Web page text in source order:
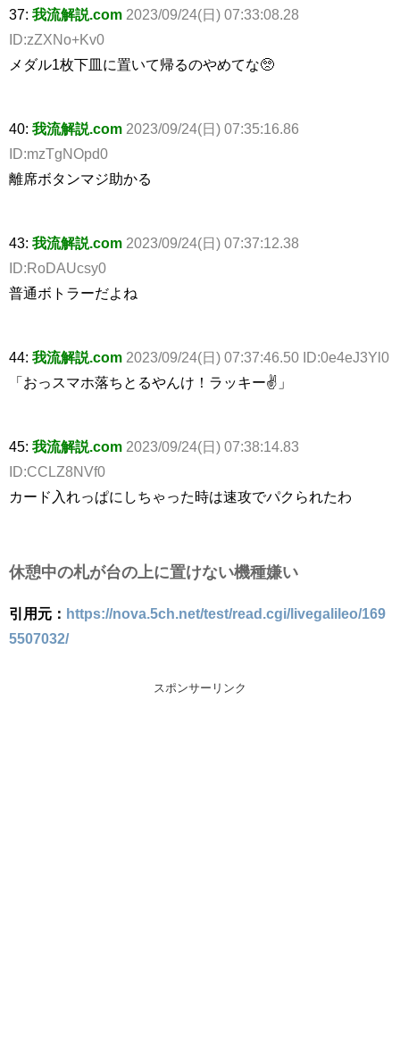
37: 我流解説.com 2023/09/24(日) 07:33:08.28
ID:zZXNo+Kv0
メダル1枚下皿に置いて帰るのやめてな🥺
40: 我流解説.com 2023/09/24(日) 07:35:16.86
ID:mzTgNOpd0
離席ボタンマジ助かる
43: 我流解説.com 2023/09/24(日) 07:37:12.38
ID:RoDAUcsy0
普通ボトラーだよね
44: 我流解説.com 2023/09/24(日) 07:37:46.50 ID:0e4eJ3Yl0
「おっスマホ落ちとるやんけ！ラッキー✌」
45: 我流解説.com 2023/09/24(日) 07:38:14.83
ID:CCLZ8NVf0
カード入れっぱにしちゃった時は速攻でパクられたわ
休憩中の札が台の上に置けない機種嫌い
引用元： https://nova.5ch.net/test/read.cgi/livegalileo/169
5507032/
スポンサーリンク